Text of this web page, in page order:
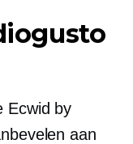
Ecwid by
aan